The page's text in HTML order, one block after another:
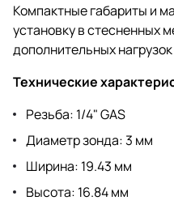
Компактные габариты и
установку в стесненных
дополнительных
Технические
Резьба: 1/4" GAS
Диаметр зонда: 3 мм
Ширина: 19.43 мм
Высота: 16.84 мм